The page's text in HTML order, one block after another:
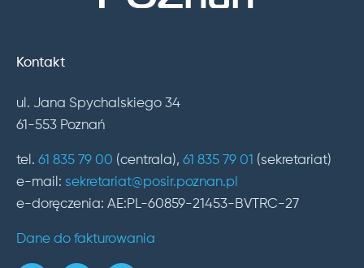
Kontakt
ul. Jana Spychalskiego 34
61-553 Poznań
tel. 61 835 79 00 (centrala), 61 835 79 01 (sekretariat)
e-mail: sekretariat@posir.poznan.pl
e-doręczenia: AE:PL-60859-21453-BVTRC-27
Dane do fakturowania